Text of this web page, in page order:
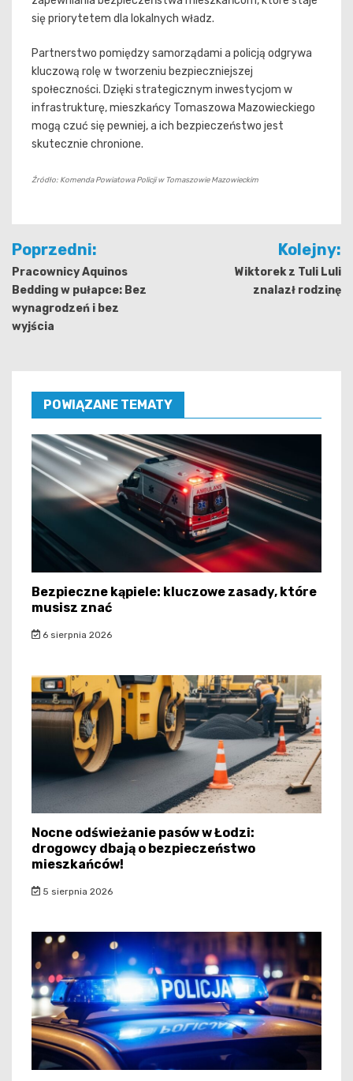
się priorytetem dla lokalnych władz.
Partnerstwo pomiędzy samorządami a policją odgrywa
kluczową rolę w tworzeniu bezpieczniejszej
społeczności. Dzięki strategicznym inwestycjom w
infrastrukturę, mieszkańcy Tomaszowa Mazowieckiego
mogą czuć się pewniej, a ich bezpieczeństwo jest
skutecznie chronione.
Źródło: Komenda Powiatowa Policji w Tomaszowie Mazowieckim
Nawigacja
wpisu
Poprzedni:
Pracownicy Aquinos
Bedding w pułapce: Bez
wynagrodzeń i bez
wyjścia
Kolejny:
Wiktorek z Tuli Luli
znalazł rodzinę
POWIĄZANE TEMATY
Bezpieczne kąpiele: kluczowe zasady, które
musisz znać
6 sierpnia 2026
Nocne odświeżanie pasów w Łodzi:
drogowcy dbają o bezpieczeństwo
mieszkańców!
5 sierpnia 2026